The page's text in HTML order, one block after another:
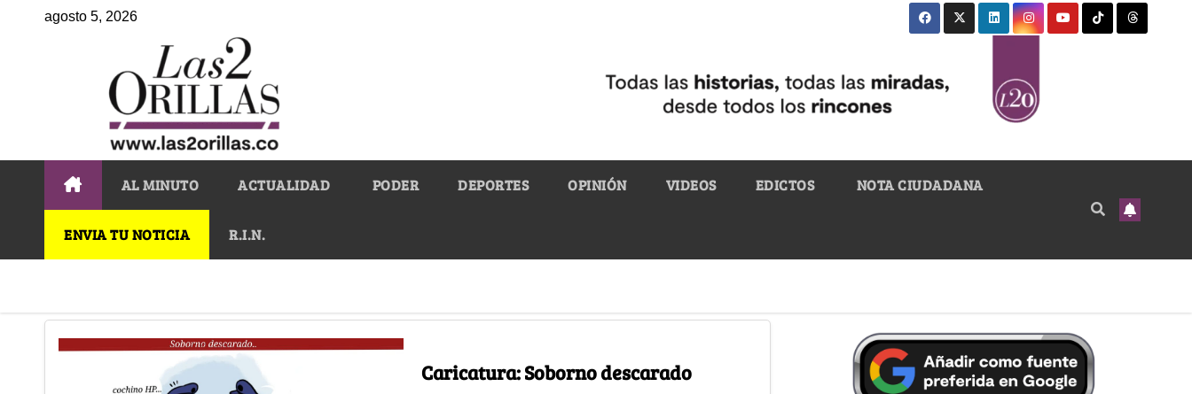
agosto 5, 2026
AL MINUTO ACTUALIDAD PODER DEPORTES OPINIÓN VIDEOS EDICTOS NOTA CIUDADANA
ENVIA TU NOTICIA R.I.N.
Caricatura: Soborno descarado